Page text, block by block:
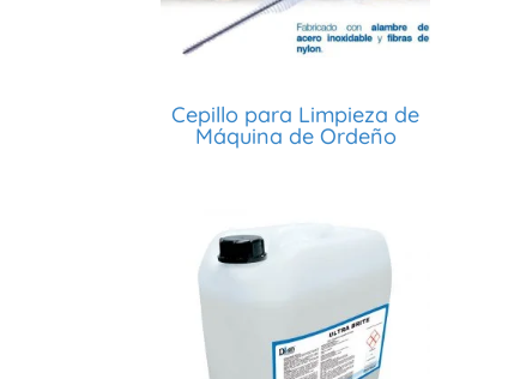
Cepillo para Limpieza de
Máquina de Ordeño